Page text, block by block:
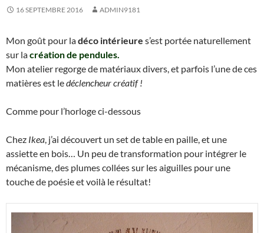
16 SEPTEMBRE 2016 ADMIN9181
Mon goût pour ladéco intérieure s’est portée naturellement
sur lacréation de pendules.
Mon atelier regorge de matériaux divers, et parfois l’une de ces
matières est ledéclencheur créatif !
Comme pour l’horloge ci-dessous
Chez Ikea, j’ai découvert un set de table en paille, et une
assiette en bois… Un peu de transformation pour intégrer le
mécanisme, des plumes collées sur les aiguilles pour une
touche de poésie et voilà le résultat!